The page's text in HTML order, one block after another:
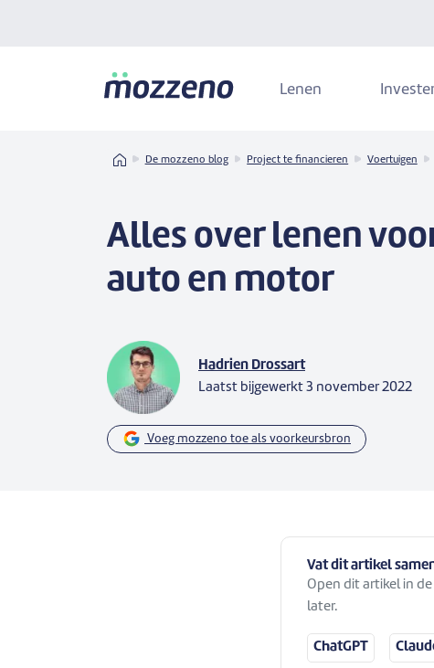
Lenen
Home De mozzeno blog Project te financieren Voertuigen
Alles over lenen
auto en motor
Hadrien Drossart
Laatst bijgewerkt 3 november 2022
Voeg mozzeno toe als voorkeursbron
Vat dit artikel
Open dit artikel in
later.
ChatGPT